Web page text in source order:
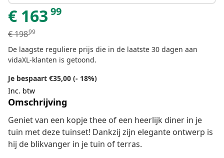
€ 163 99
€19899
De laagste reguliere prijs die in de laatste 30 dagen aan
vidaXL-klanten is getoond.
Je bespaart €35,00 (- 18%)
Inc. btw
Omschrijving
Geniet van een kopje thee of een heerlijk diner in je
tuin met deze tuinset! Dankzij zijn elegante ontwerp is
hij de blikvanger in je tuin of terras.